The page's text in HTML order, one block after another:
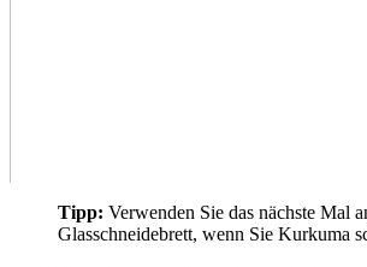
Tipp: Verwenden Sie das nächste Mal
Glasschneidebrett, wenn Sie Kurkuma